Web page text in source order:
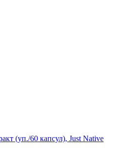
(уп./60 капсул), Just Native